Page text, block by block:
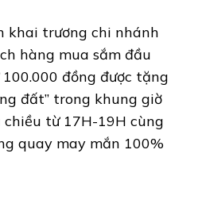
khai trương chi nhánh
hàng mua sắm đầu
đồng được tặng
đất” trong khung giờ
từ 17H-19H cùng
quay may mắn 100%